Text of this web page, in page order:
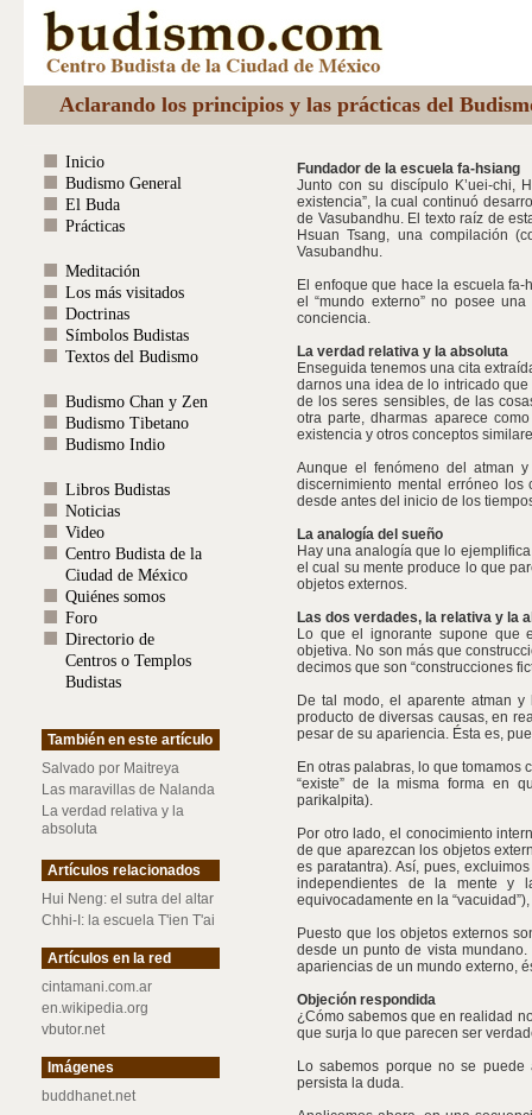
Aclarando los principios y las prácticas del
Fundador de la escuela fa-hsiang
Junto con su discípulo K’uei-chi,
existencia”, la cual continuó
de Vasubandhu. El texto raíz de
Hsuan Tsang, una compilación
Vasubandhu.
El enfoque que hace la escuela
el “mundo externo” no posee
conciencia.
La verdad relativa y la absoluta
Enseguida tenemos una cita
darnos una idea de lo intricado
de los seres sensibles, de las
otra parte, dharmas aparece
existencia y otros conceptos
Aunque el fenómeno del atman
discernimiento mental erróneo
desde antes del inicio de los
La analogía del sueño
Hay una analogía que lo
el cual su mente produce lo que
objetos externos.
Las dos verdades, la relativa y la
Lo que el ignorante supone que
objetiva. No son más que
decimos que son “construcciones
De tal modo, el aparente atman
producto de diversas causas, en
pesar de su apariencia. Ésta es,
En otras palabras, lo que tomamos
“existe” de la misma forma en
parikalpita).
Por otro lado, el conocimiento
de que aparezcan los objetos
es paratantra). Así, pues,
independientes de la mente y
equivocadamente en la
Puesto que los objetos externos
desde un punto de vista
apariencias de un mundo externo,
Objeción respondida
¿Cómo sabemos que en realidad
que surja lo que parecen ser
Lo sabemos porque no se
persista la duda.
Inicio
Budismo General
El Buda
Prácticas
Meditación
Los más visitados
Doctrinas
Símbolos Budistas
Textos del Budismo
Budismo Chan y Zen
Budismo Tibetano
Budismo Indio
Libros Budistas
Noticias
Video
Centro Budista de la
Ciudad de México
Quiénes somos
Foro
Directorio de
Centros o Templos
Budistas
También en este artículo
Salvado por Maitreya
Las maravillas de Nalanda
La verdad relativa y la
absoluta
Artículos relacionados
Hui Neng: el sutra del altar
Chhi-I: la escuela T'ien T'ai
Artículos en la red
cintamani.com.ar
en.wikipedia.org
vbutor.net
Imágenes
buddhanet.net